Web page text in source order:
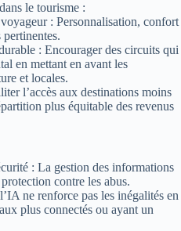
le tourisme :
: Personnalisation, confort
: Encourager des circuits qui
en mettant en avant les
et locales.
l’accès aux destinations moins
plus équitable des revenus
: La gestion des informations
contre les abus.
ne renforce pas les inégalités en
plus connectés ou ayant un